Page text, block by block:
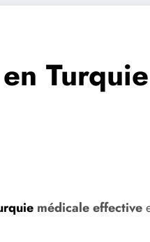
médicale effective